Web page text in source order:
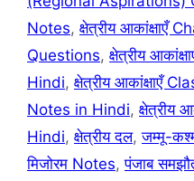
Notes, क्षेत्रीय आकांक्षाएँ
Questions, क्षेत्रीय
Hindi, क्षेत्रीय आकांक्षाएँ
Notes in Hindi, क्षेत्रीय
Hindi, क्षेत्रीय दल,जम्मू-
मिजोरम Notes,पंजाब